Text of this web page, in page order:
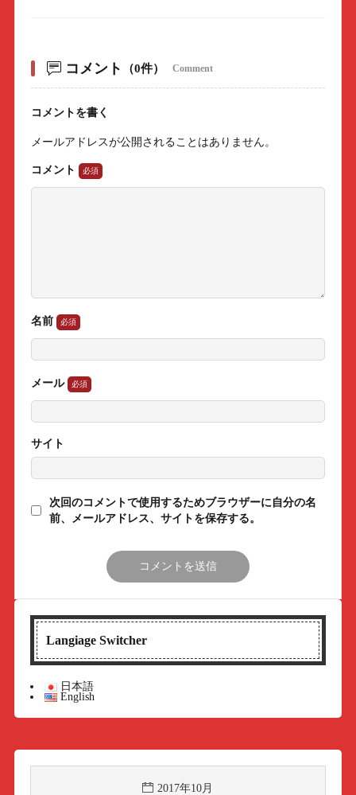
コメント （0件） Comment
コメントを書く
メールアドレスが公開されることはありません。
コメント
名前
メール
サイト
次回のコメントで使用するためブラウザーに自分の名
前、メールアドレス、サイトを保存する。
Langiage Switcher
日本語
English
2017年10月